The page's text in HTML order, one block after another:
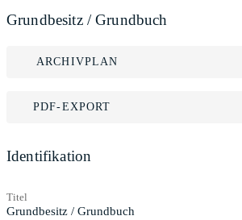
Grundbesitz / Grundbuch
ARCHIVPLAN
PDF-EXPORT
Identifikation
Titel
Grundbesitz / Grundbuch